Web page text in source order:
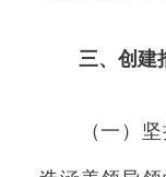
三、创建
（一）坚